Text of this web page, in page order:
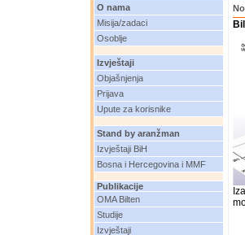
O nama
Misija/zadaci
Osoblje
Izvještaji
Objašnjenja
Prijava
Upute za korisnike
Stand by aranžman
Izvještaji BiH
Bosna i Hercegovina i MMF
Publikacije
OMA Bilten
Studije
Izvještaji